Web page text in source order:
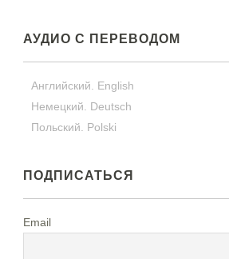
АУДИО С ПЕРЕВОДОМ
Английский. English
Немецкий. Deutsch
Польский. Polski
ПОДПИСАТЬСЯ
Email